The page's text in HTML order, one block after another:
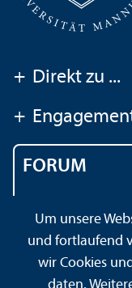
+ Direkt zu ...
+
FORUM
Universität
Um unsere
und fortlaufend
wir Cookies